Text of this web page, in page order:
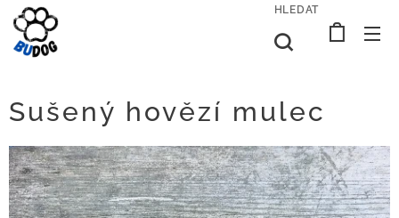
HLEDAT
Sušený hovězí mulec